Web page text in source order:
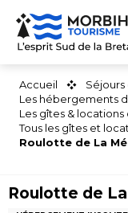
Aller
contenu
Accueil
Les hébergements
Les gîtes &
Tous les gîtes et
Roulotte de La
Roulotte de